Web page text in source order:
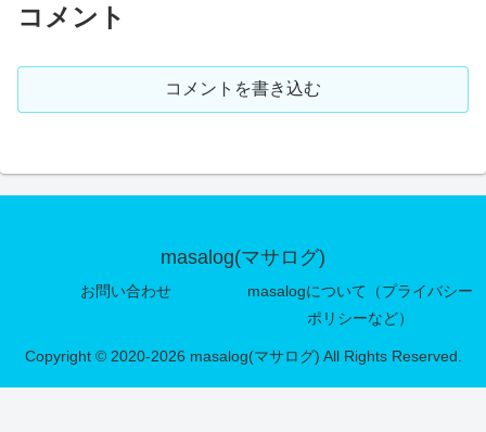
コメント
コメントを書き込む
masalog(マサログ)
お問い合わせ
masalogについて（プライバシー
ポリシーなど）
Copyright © 2020-2026 masalog(マサログ) All Rights Reserved.